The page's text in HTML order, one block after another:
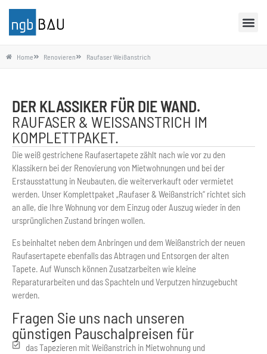
Home Renovieren Raufaser Weißanstrich
DER KLASSIKER FÜR DIE WAND.
RAUFASER & WEISSANSTRICH IM K
OMPLETTPAKET.
Die weiß gestrichene Raufasertapete zählt nach wie vor zu den
Klassikern bei der Renovierung von Mietwohnungen und bei der
Erstausstattung in Neubauten, die weiterverkauft oder vermietet
werden. Unser Komplettpaket „Raufaser & Weißanstrich“ richtet sich
an alle, die Ihre Wohnung vor dem Einzug oder Auszug wieder in den
ursprünglichen Zustand bringen wollen.
Es beinhaltet neben dem Anbringen und dem Weißanstrich der neuen
Raufasertapete ebenfalls das Abtragen und Entsorgen der alten
Tapete. Auf Wunsch können Zusatzarbeiten wie kleine
Reparaturarbeiten und das Spachteln und Verputzen hinzugebucht
werden.
Fragen Sie uns nach unseren
günstigen Pauschalpreisen für
das Tapezieren mit Weißanstrich in Mietwohnung und